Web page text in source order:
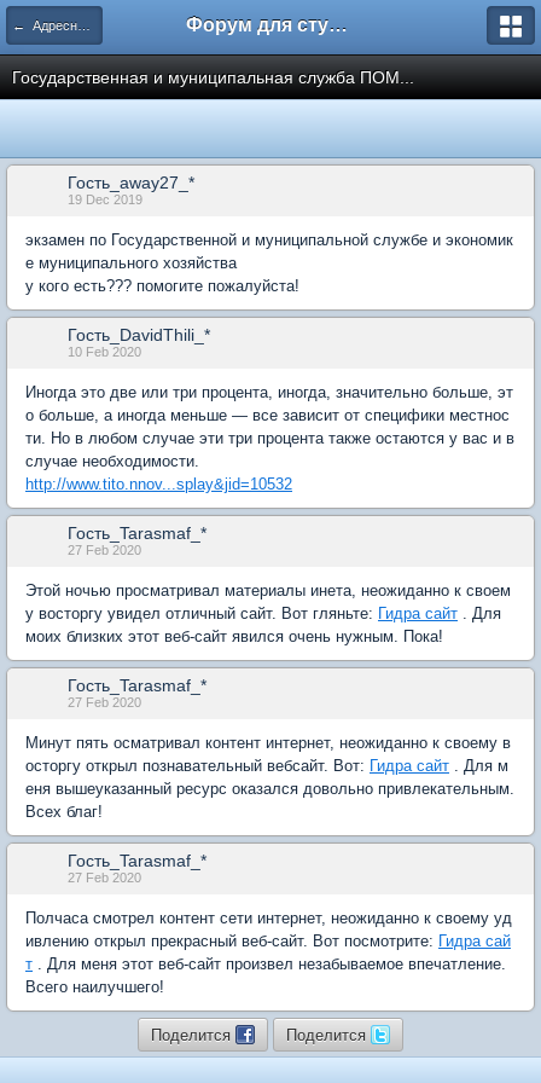
← Адресная помощь Форум для студента СГА
Государственная и муниципальная служба ПОМ...
Гость_away27_*
19 Dec 2019
экзамен по Государственной и муниципальной службе и экономик
е муниципального хозяйства
у кого есть??? помогите пожалуйста!
Гость_DavidThili_*
10 Feb 2020
Иногда это две или три процента, иногда, значительно больше, эт
о больше, а иногда меньше — все зависит от специфики местнос
ти. Но в любом случае эти три процента также остаются у вас и в
случае необходимости.
http://www.tito.nnov...splay&jid=10532
Гость_Tarasmaf_*
27 Feb 2020
Этой ночью просматривал материалы инета, неожиданно к своем
у восторгу увидел отличный сайт. Вот гляньте: Гидра сайт . Для
моих близких этот веб-сайт явился очень нужным. Пока!
Гость_Tarasmaf_*
27 Feb 2020
Минут пять осматривал контент интернет, неожиданно к своему в
осторгу открыл познавательный вебсайт. Вот: Гидра сайт . Для м
еня вышеуказанный ресурс оказался довольно привлекательным.
Всех благ!
Гость_Tarasmaf_*
27 Feb 2020
Полчаса смотрел контент сети интернет, неожиданно к своему уд
ивлению открыл прекрасный веб-сайт. Вот посмотрите: Гидра сай
т . Для меня этот веб-сайт произвел незабываемое впечатление.
Всего наилучшего!
Поделится Поделится